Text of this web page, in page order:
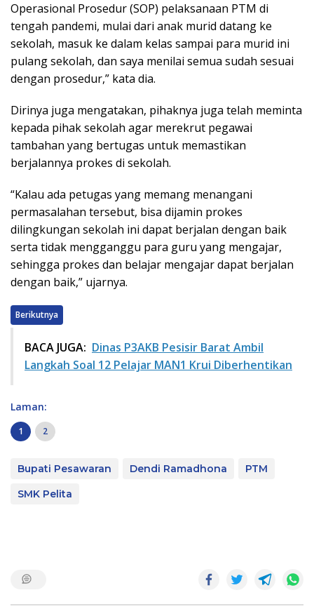
Operasional Prosedur (SOP) pelaksanaan PTM di
tengah pandemi, mulai dari anak murid datang ke
sekolah, masuk ke dalam kelas sampai para murid ini
pulang sekolah, dan saya menilai semua sudah sesuai
dengan prosedur,” kata dia.
Dirinya juga mengatakan, pihaknya juga telah meminta
kepada pihak sekolah agar merekrut pegawai
tambahan yang bertugas untuk memastikan
berjalannya prokes di sekolah.
“Kalau ada petugas yang memang menangani
permasalahan tersebut, bisa dijamin prokes
dilingkungan sekolah ini dapat berjalan dengan baik
serta tidak mengganggu para guru yang mengajar,
sehingga prokes dan belajar mengajar dapat berjalan
dengan baik,” ujarnya.
Berikutnya
BACA JUGA: Dinas P3AKB Pesisir Barat Ambil
Langkah Soal 12 Pelajar MAN1 Krui Diberhentikan
Laman:
1 2
Bupati Pesawaran Dendi Ramadhona
PTM
SMK Pelita